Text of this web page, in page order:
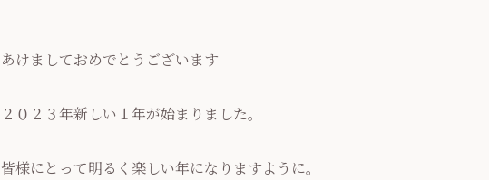
あけましておめでとうございます
２０２３年新しい１年が始まりました。
皆様にとって明るく楽しい年になりますように。